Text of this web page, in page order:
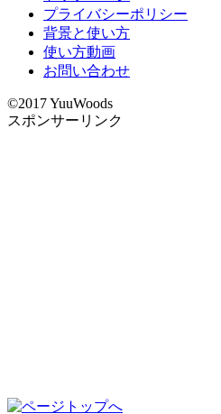
プライバシーポリシー
背景と使い方
使い方動画
お問い合わせ
©2017 YuuWoods
スポンサーリンク